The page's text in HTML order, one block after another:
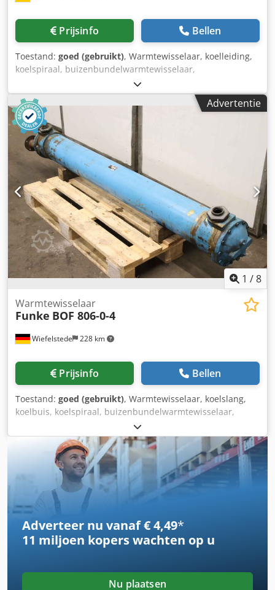
CNC-documentatie CE-markering Documentatie
Veiligheidshek Deurschakelaar Veiligheidslichtgordijn
Prijsinfo Bellen
Toestand: goed (gebruikt), Warmtewisselaar, koelleiding,
koelspiraal, buizenbundelwarmtewisselaar,
zeewaterwarmtewisselaar Cjdswu S Tfepfx Ahtorf -
Fabrikant: Funke, buizenbundelwarmtewisselaar - Type:
BOF 807-0-4 - Inhoud: mantelruimte brons 35,6 l /
buizenruimte koper 15,3 l - Max. werkdruk: 16 / 10 bar -
Afmetingen: 2480/360/H350 mm - Gewicht: 236 kg
Advertentie
1 /8
Wiefelstede 228 km
Warmtewisselaar
Funke BOF 806-0-4
Prijsinfo Bellen
Toestand: goed (gebruikt), Warmtewisselaar, koelslang,
koelbuis, koelspiraal, buizenbundelwarmtewisselaar,
zeewaterwarmtewisselaar Csdpowu S Rqsfx Ahtjrf -
Fabrikant: Funke, buizenbundelwarmtewisselaar - Type:
BOF 806-0-4 - Inhoud: Mantelruimte 50,7 l / Buisruimte
22,0 l - Bedrijfsdruk: max. 16 / 10 bar - Afmetingen:
2120/285/H305 mm - Gewicht: 146 kg
Adverteer nu vanaf € 4,49*
11 miljoen koperswachten op u
Nu plaatsen